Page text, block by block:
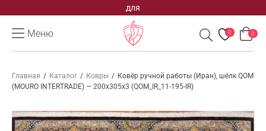
для
Меню 0 0
Главная / Каталог / Ковры / Ковёр ручной работы (Иран), шёлк QOM
(MOURO INTERTRADE) — 200x305x3 (QOM_IR_11-195-IR)